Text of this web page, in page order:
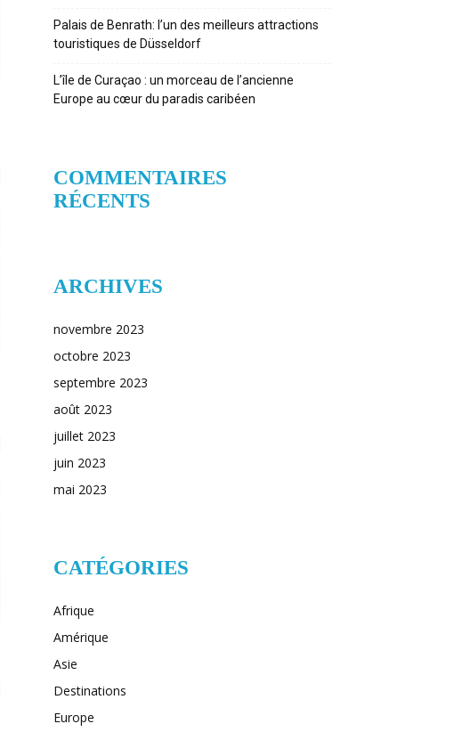
Palais de Benrath: l’un des meilleurs attractions
touristiques de Düsseldorf
L’île de Curaçao : un morceau de l’ancienne
Europe au cœur du paradis caribéen
COMMENTAIRES
RÉCENTS
ARCHIVES
novembre 2023
octobre 2023
septembre 2023
août 2023
juillet 2023
juin 2023
mai 2023
CATÉGORIES
Afrique
Amérique
Asie
Destinations
Europe